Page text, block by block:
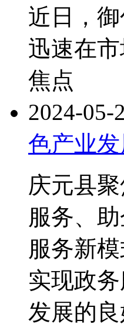
近日，
迅速在
焦点
2024-05-
色产业发
庆元县
服务、
服务新
实现政
发展的良